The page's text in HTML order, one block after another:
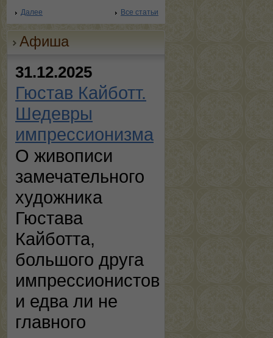
Далее Все статьи
Афиша
31.12.2025
Гюстав Кайботт.
Шедевры
импрессионизма
О живописи
замечательного
художника
Гюстава
Кайботта,
большого друга
импрессионистов
и едва ли не
главного